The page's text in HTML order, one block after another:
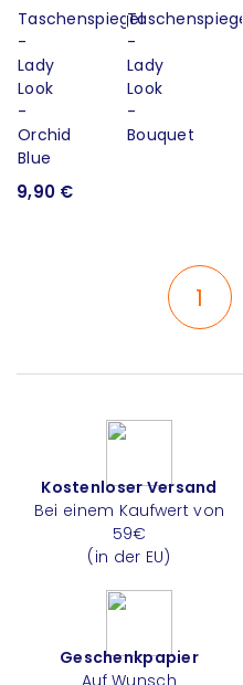
9,90 €
1
Kostenloser Versand
Bei einem Kaufwert von
59€
(in der EU)
Geschenkpapier
Auf Wunsch